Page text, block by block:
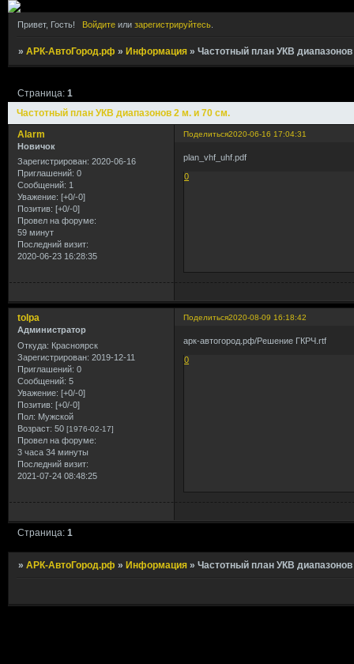
Привет, Гость! Войдитеили зарегистрируйтесь.
»АРК-АвтоГород.рф »Информация »Частотный план УКВ
Частотный план УКВ диапазонов 2 м. и 70 см.
Страница:1
Поделиться2020-06-16 17:04:31
Alarm
Новичок
Зарегистрирован: 2020-06-16
Приглашений: 0
Сообщений: 1
Уважение: [+0/-0]
Позитив: [+0/-0]
Провел на форуме:
59 минут
Последний визит:
2020-06-23 16:28:35
plan_vhf_uhf.pdf
0
Поделиться2020-08-09 16:18:42
tolpa
Администратор
Откуда: Красноярск
Зарегистрирован: 2019-12-11
Приглашений: 0
Сообщений: 5
Уважение: [+0/-0]
Позитив: [+0/-0]
Пол: Мужской
Возраст: 50 [1976-02-17]
Провел на форуме:
3 часа 34 минуты
Последний визит:
2021-07-24 08:48:25
арк-автогород.рф/Решение ГКРЧ.rtf
0
Страница:1
»АРК-АвтоГород.рф » Информация »Частотный план УКВ